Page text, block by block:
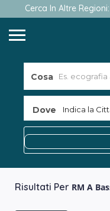
Cerca In Altre Regioni:
Cosa
Dove Indica la Città
Risultati Per RM A